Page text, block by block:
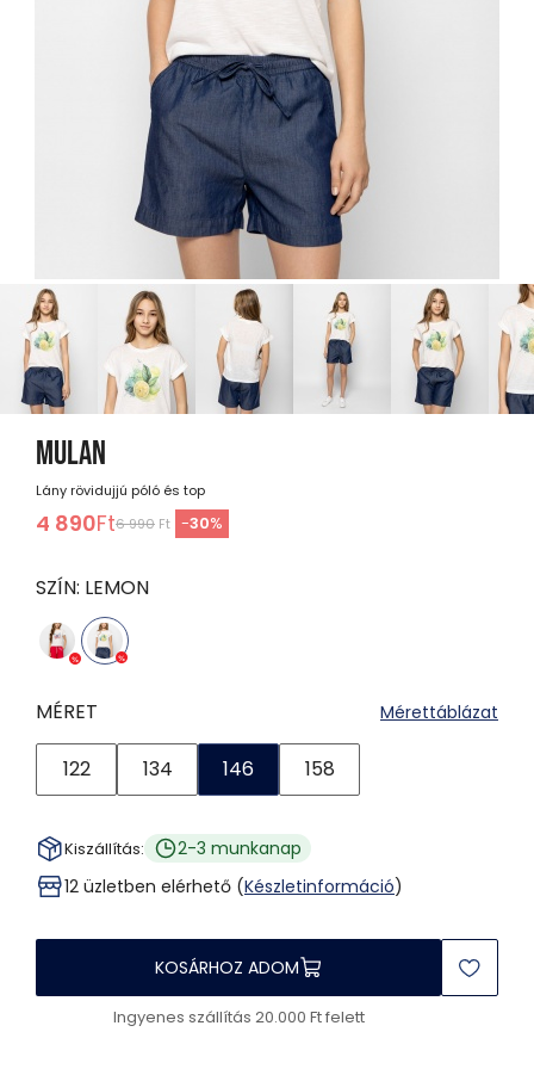
MULAN
Lány rövidujjú póló és top
4 890Ft6 990 Ft -30%
SZÍN: LEMON
MÉRET Mérettáblázat
122 134 146 158
Kiszállítás:
2-3 munkanap
12 üzletben elérhető (Készletinformáció)
KOSÁRHOZ ADOM
Ingyenes szállítás 20.000 Ft felett